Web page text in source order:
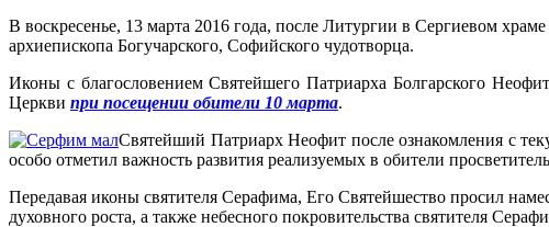
В воскресенье, 13 марта 2016 года, после Литургии в Сергиевом
архиепископа Богучарского, Софийского чудотворца.
Иконы с благословением Святейшего Патриарха Болгарского
Церкви при посещении обители 10 марта.
Святейший Патриарх Неофит после ознакомления с
особо отметил важность развития реализуемых в обители
Передавая иконы святителя Серафима, Его Святейшество просил
духовного роста, а также небесного покровительства святителя